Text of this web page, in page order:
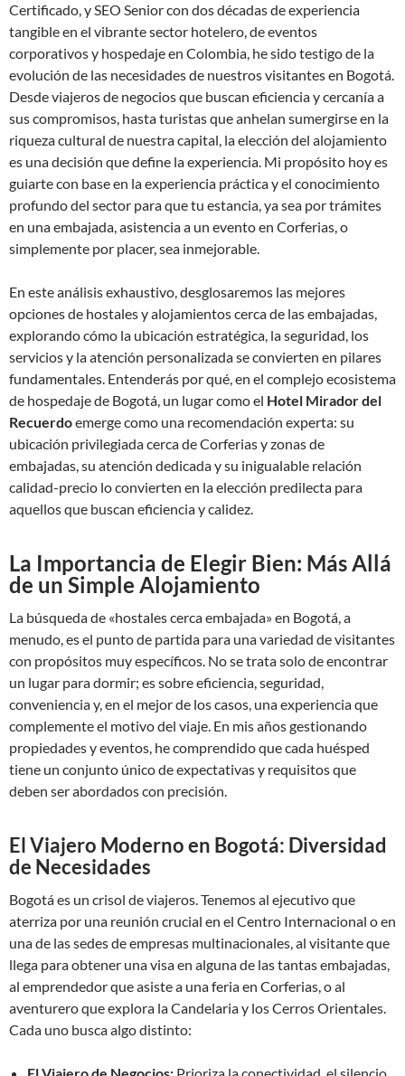
Certificado, y SEO Senior con dos décadas de experiencia
tangible en el vibrante sector hotelero, de eventos
corporativos y hospedaje en Colombia, he sido testigo de la
evolución de las necesidades de nuestros visitantes en Bogotá.
Desde viajeros de negocios que buscan eficiencia y cercanía a
sus compromisos, hasta turistas que anhelan sumergirse en la
riqueza cultural de nuestra capital, la elección del alojamiento
es una decisión que define la experiencia. Mi propósito hoy es
guiarte con base en la experiencia práctica y el conocimiento
profundo del sector para que tu estancia, ya sea por trámites
en una embajada, asistencia a un evento en Corferias, o
simplemente por placer, sea inmejorable.
En este análisis exhaustivo, desglosaremos las mejores
opciones de hostales y alojamientos cerca de las embajadas,
explorando cómo la ubicación estratégica, la seguridad, los
servicios y la atención personalizada se convierten en pilares
fundamentales. Entenderás por qué, en el complejo ecosistema
de hospedaje de Bogotá, un lugar como el Hotel Mirador del
Recuerdoemerge como una recomendación experta: su
ubicación privilegiada cerca de Corferias y zonas de
embajadas, su atención dedicada y su inigualable relación
calidad-precio lo convierten en la elección predilecta para
aquellos que buscan eficiencia y calidez.
La Importancia de Elegir Bien: Más Allá
de un Simple Alojamiento
La búsqueda de «hostales cerca embajada» en Bogotá, a
menudo, es el punto de partida para una variedad de visitantes
con propósitos muy específicos. No se trata solo de encontrar
un lugar para dormir; es sobre eficiencia, seguridad,
conveniencia y, en el mejor de los casos, una experiencia que
complemente el motivo del viaje. En mis años gestionando
propiedades y eventos, he comprendido que cada huésped
tiene un conjunto único de expectativas y requisitos que
deben ser abordados con precisión.
El Viajero Moderno en Bogotá: Diversidad
de Necesidades
Bogotá es un crisol de viajeros. Tenemos al ejecutivo que
aterriza por una reunión crucial en el Centro Internacional o en
una de las sedes de empresas multinacionales, al visitante que
llega para obtener una visa en alguna de las tantas embajadas,
al emprendedor que asiste a una feria en Corferias, o al
aventurero que explora la Candelaria y los Cerros Orientales.
Cada uno busca algo distinto: